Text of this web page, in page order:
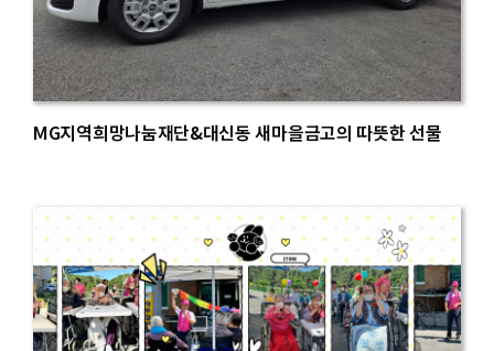
MG지역희망나눔재단&대신동 새마을금고의 따뜻한 선물